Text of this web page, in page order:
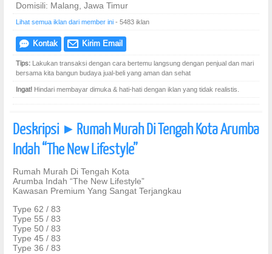
Domisili: Malang, Jawa Timur
Lihat semua iklan dari member ini - 5483 iklan
e Kontak @ Kirim Email
Tips: Lakukan transaksi dengan cara bertemu langsung dengan penjual dan mari
bersama kita bangun budaya jual-beli yang aman dan sehat
Ingat! Hindari membayar dimuka & hati-hati dengan iklan yang tidak realistis.
Deskripsi ] Rumah Murah Di Tengah Kota Arumba
Indah “The New Lifestyle”
Rumah Murah Di Tengah Kota
Arumba Indah “The New Lifestyle”
Kawasan Premium Yang Sangat Terjangkau
Type 62 / 83
Type 55 / 83
Type 50 / 83
Type 45 / 83
Type 36 / 83